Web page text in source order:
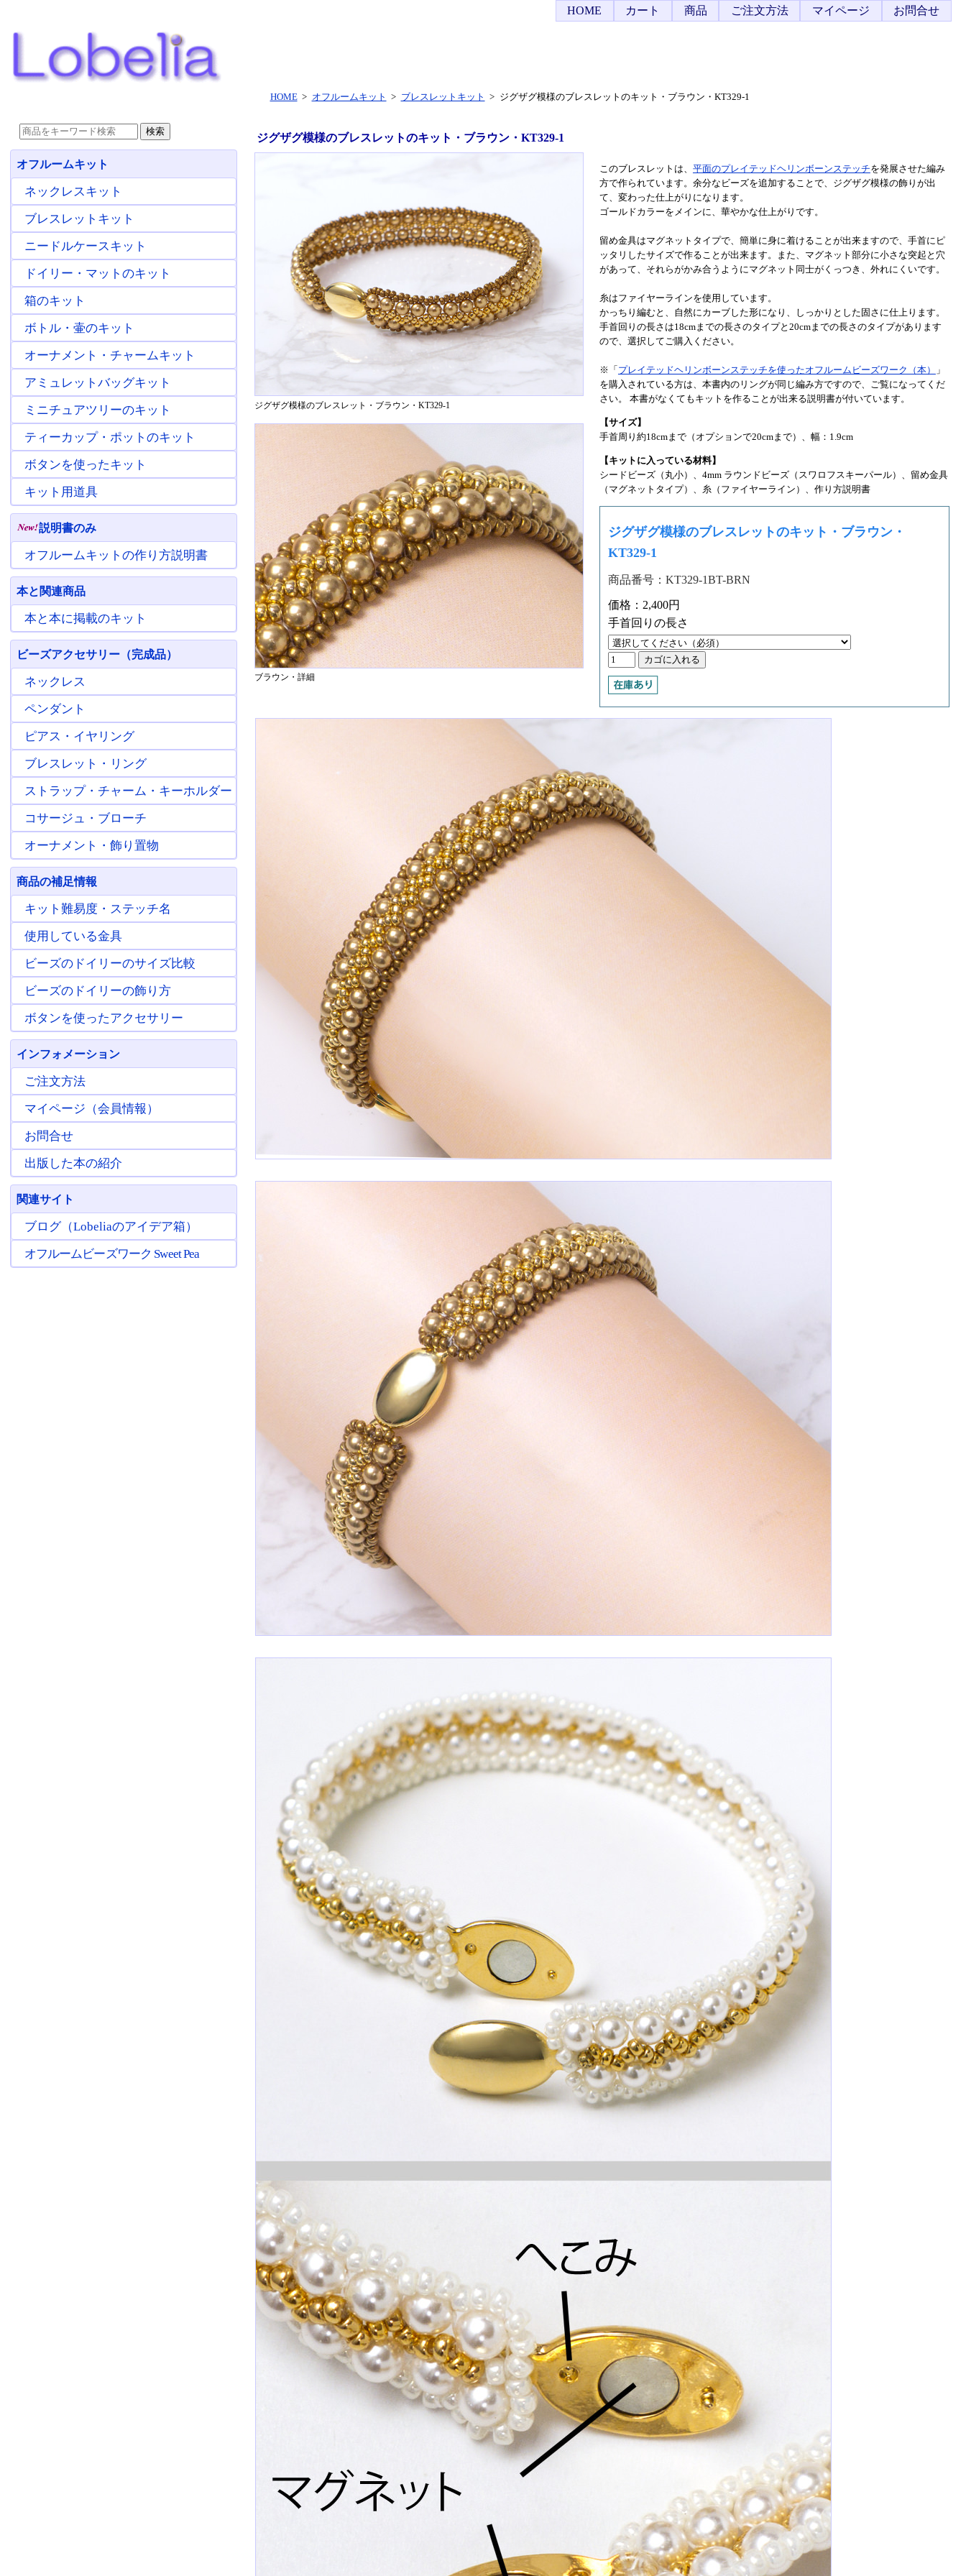
HOME カート 商品 ご注文方法 マイページ お問合せ
HOME > オフルームキット > ブレスレットキット > ジグザグ模様のブレスレットのキット・ブラウン・KT329-1
ジグザグ模様のブレスレットのキット・ブラウン・KT329-1
ジグザグ模様のブレスレット・ブラウン・KT329-1
ブラウン・詳細
このブレスレットは、 平面のプレイテッドヘリンボーンステッチを発展させた編み
方で作られています。余分なビーズを追加することで、ジグザグ模様の飾りが出
て、変わった仕上がりになります。
ゴールドカラーをメインに、華やかな仕上がりです。
留め金具はマグネットタイプで、簡単に身に着けることが出来ますので、手首にピ
ッタリしたサイズで作ることが出来ます。また、マグネット部分に小さな突起と穴
があって、それらがかみ合うようにマグネット同士がくっつき、外れにくいです。
糸はファイヤーラインを使用しています。
かっちり編むと、自然にカーブした形になり、しっかりとした固さに仕上ります。
手首回りの長さは18cmまでの長さのタイプと20cmまでの長さのタイプがあります
ので、選択してご購入ください。
※「 プレイテッドヘリンボーンステッチを使ったオフルームビーズワーク（本）
」
を購入されている方は、本書内のリングが同じ編み方ですので、ご覧になってくだ
さい。 本書がなくてもキットを作ることが出来る説明書が付いています。
【サイズ】
手首周り約18cmまで（オプションで20cmまで）、幅：1.9cm
【キットに入っている材料】
シードビーズ（丸小）、4mm ラウンドビーズ（スワロフスキーパール）、留め金具
（マグネットタイプ）、糸（ファイヤーライン）、作り方説明書
ジグザグ模様のブレスレットのキット・ブラウン・
KT329-1
商品番号：KT329-1BT-BRN
価格：2,400円
手首回りの長さ
オフルームキット
ネックレスキット
ブレスレットキット
ニードルケースキット
ドイリー・マットのキット
箱のキット
ボトル・壷のキット
オーナメント・チャームキット
アミュレットバッグキット
ミニチュアツリーのキット
ティーカップ・ポットのキット
ボタンを使ったキット
キット用道具
説明書のみ
オフルームキットの作り方説明書
本と関連商品
本と本に掲載のキット
ビーズアクセサリー（完成品）
ネックレス
ペンダント
ピアス・イヤリング
ブレスレット・リング
ストラップ・チャーム・キーホルダー
コサージュ・ブローチ
オーナメント・飾り置物
商品の補足情報
キット難易度・ステッチ名
使用している金具
ビーズのドイリーのサイズ比較
ビーズのドイリーの飾り方
ボタンを使ったアクセサリー
インフォメーション
ご注文方法
マイページ（会員情報）
お問合せ
出版した本の紹介
関連サイト
ブログ（Lobeliaのアイデア箱）
オフルームビーズワーク Sweet Pea